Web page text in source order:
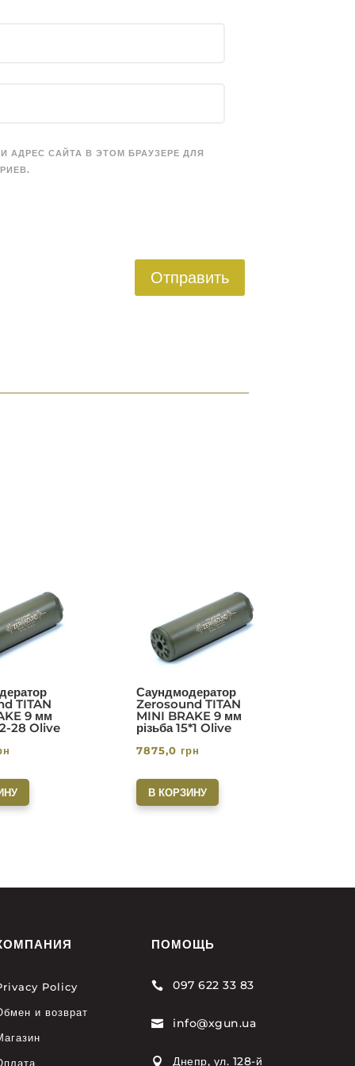
АДРЕС САЙТА В ЭТОМ БРАУЗЕРЕ ДЛЯ
Отправить
TITAN
9 мм
28 Olive
Саундмодератор
Zerosound TITAN
MINI BRAKE 9 мм
різьба 15*1 Olive
7875,0 грн
В КОРЗИНУ
Policy
и возврат
ПОМОЩЬ
 097 622 33 83
 info@xgun.ua
 Днепр, ул. 128-й